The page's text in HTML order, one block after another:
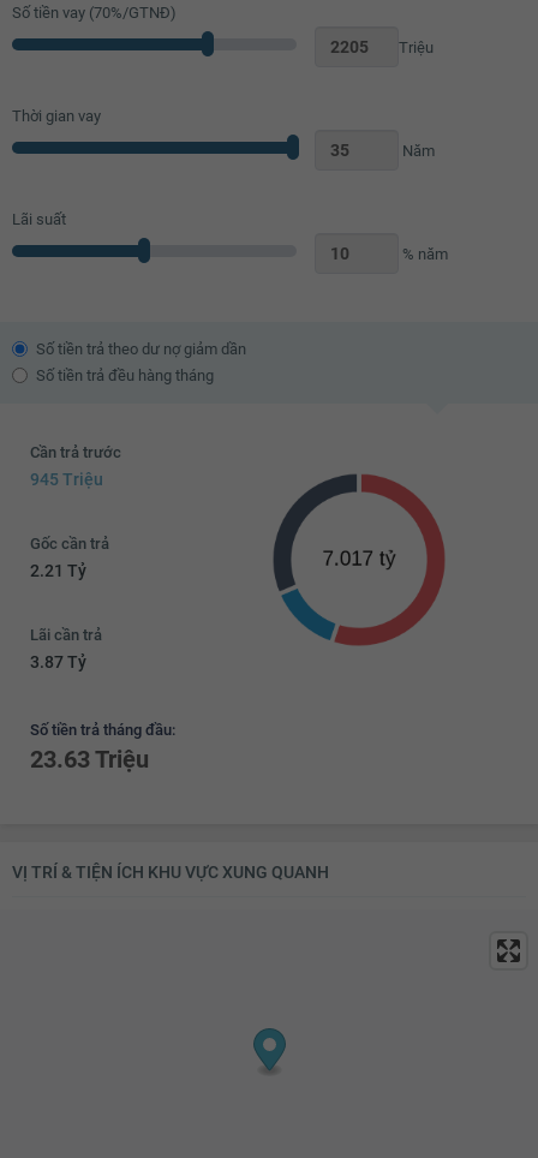
Số tiền vay (70%/GTNĐ)
Triệu
Thời gian vay
Năm
Lãi suất
% năm
Số tiền trả theo dư nợ giảm dần
Số tiền trả đều hàng tháng
Cần trả trước
945 Triệu
Gốc cần trả
2.21 Tỷ
Lãi cần trả
3.87 Tỷ
Số tiền trả tháng đầu:
23.63 Triệu
VỊ TRÍ & TIỆN ÍCH KHU VỰC XUNG QUANH